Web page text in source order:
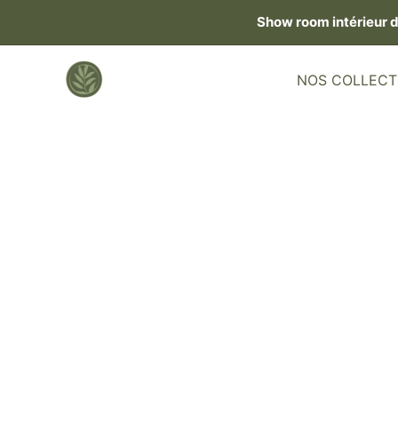
Show room intérieur
NOS